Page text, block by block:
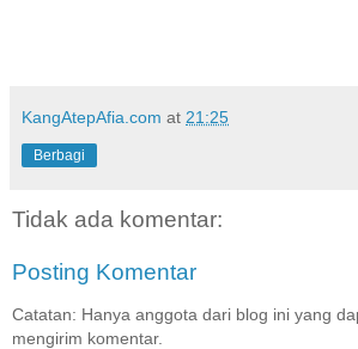
KangAtepAfia.com at 21:25
Berbagi
Tidak ada komentar:
Posting Komentar
Catatan: Hanya anggota dari blog ini yang
mengirim komentar.